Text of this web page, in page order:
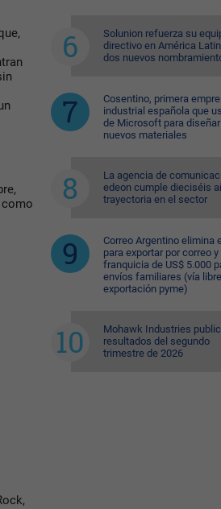
Solunion refuerza su
directivo en América
dos nuevos
Cosentino, primera
industrial española que
de Microsoft para diseñar
nuevos materiales
La agencia de
edeon cumple dieciséis
trayectoria en el sector
Correo Argentino elimina
para exportar por correo
franquicia de US$ 5.000
envíos familiares (vía
exportación pyme)
Mohawk Industries
resultados del segundo
trimestre de 2026